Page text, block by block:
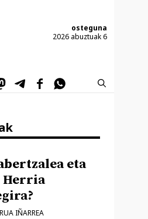
osteguna
2026 abuztuak 6
eta
Herria
IÑARREA